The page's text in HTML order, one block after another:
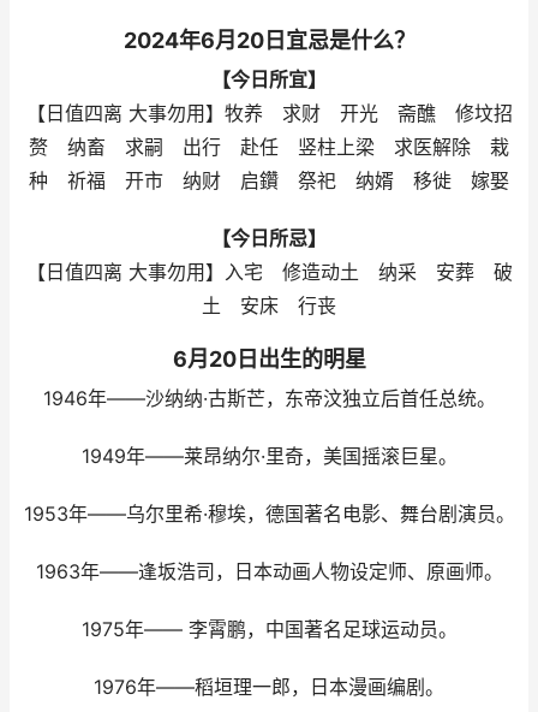
2024年6月20日宜忌是什么？
【今日所宜】
【日值四离 大事勿用】牧养 求财 开光 斋醮 修坟招
赘 纳畜 求嗣 出行 赴任 竖柱上梁 求医解除 栽
种 祈福 开市 纳财 启鑽 祭祀 纳婿 移徙 嫁娶
【今日所忌】
【日值四离 大事勿用】入宅 修造动土 纳采 安葬 破
土 安床 行丧
6月20日出生的明星
1946年——沙纳纳·古斯芒，东帝汶独立后首任总统。
1949年——莱昂纳尔·里奇，美国摇滚巨星。
1953年——乌尔里希·穆埃，德国著名电影、舞台剧演员。
1963年——逢坂浩司，日本动画人物设定师、原画师。
1975年—— 李霄鹏，中国著名足球运动员。
1976年——稻垣理一郎，日本漫画编剧。